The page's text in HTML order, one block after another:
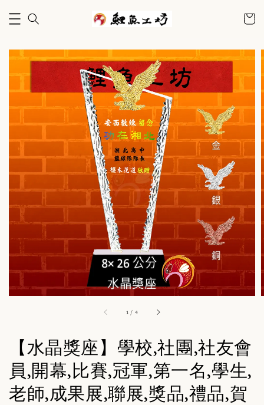
1 / 4
【水晶獎座】學校,社團,社友會
員,開幕,比賽,冠軍,第一名,學生,
老師,成果展,聯展,獎品,禮品,賀